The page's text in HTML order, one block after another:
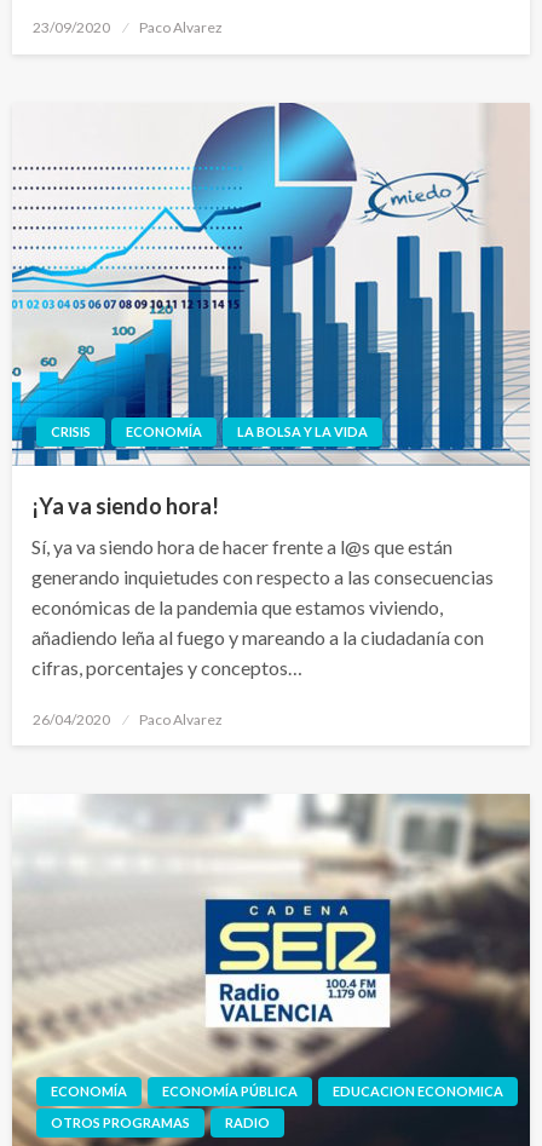
Publicado
23/09/2020 Paco Alvarez
CRISIS ECONOMÍA LA BOLSA Y LA VIDA
¡Ya va siendo hora!
Sí, ya va siendo hora de hacer frente a l@s que están
generando inquietudes con respecto a las consecuencias
económicas de la pandemia que estamos viviendo,
añadiendo leña al fuego y mareando a la ciudadanía con
cifras, porcentajes y conceptos…
Publicado
26/04/2020 Paco Alvarez
ECONOMÍA ECONOMÍA PÚBLICA
EDUCACION ECONOMICA
OTROS PROGRAMAS
RADIO